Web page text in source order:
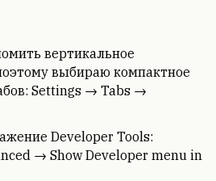
вертикальное
выбираю компактное
Settings → Tabs →
Developer Tools:
→ Show Developer menu in